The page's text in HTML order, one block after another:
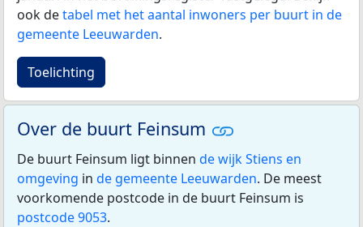
ook detabel met het aantal inwoners per buurt in de
gemeente Leeuwarden.
Toelichting
Over de buurt Feinsum
De buurt Feinsum ligt binnen de wijk Stiens en
omgeving in de gemeente Leeuwarden. De meest
voorkomende postcode in de buurt Feinsum is
postcode 9053.